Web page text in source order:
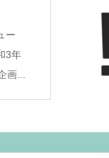
ー
3年
画...